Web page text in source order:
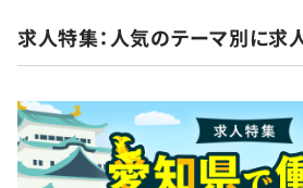
54,931名（連結）（2024年12月末
求人特集：人気のテーマ別に求